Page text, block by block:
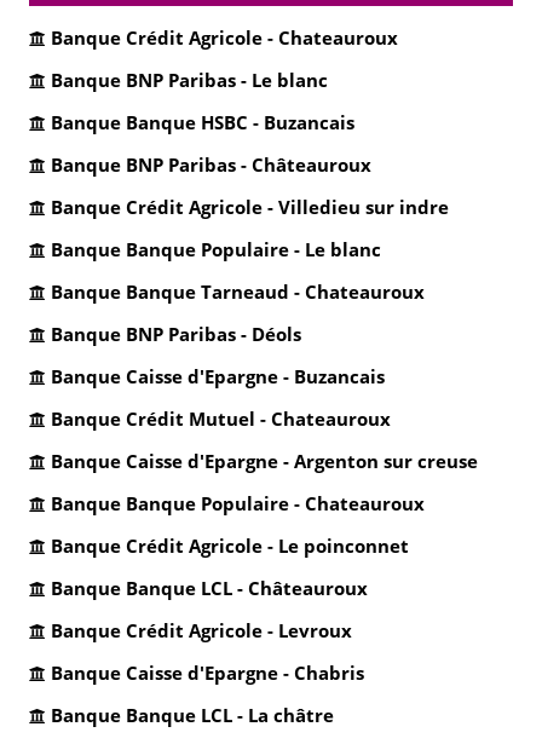
Banque Crédit Agricole - Chateauroux
Banque BNP Paribas - Le blanc
Banque Banque HSBC - Buzancais
Banque BNP Paribas - Châteauroux
Banque Crédit Agricole - Villedieu sur indre
Banque Banque Populaire - Le blanc
Banque Banque Tarneaud - Chateauroux
Banque BNP Paribas - Déols
Banque Caisse d'Epargne - Buzancais
Banque Crédit Mutuel - Chateauroux
Banque Caisse d'Epargne - Argenton sur creuse
Banque Banque Populaire - Chateauroux
Banque Crédit Agricole - Le poinconnet
Banque Banque LCL - Châteauroux
Banque Crédit Agricole - Levroux
Banque Caisse d'Epargne - Chabris
Banque Banque LCL - La châtre